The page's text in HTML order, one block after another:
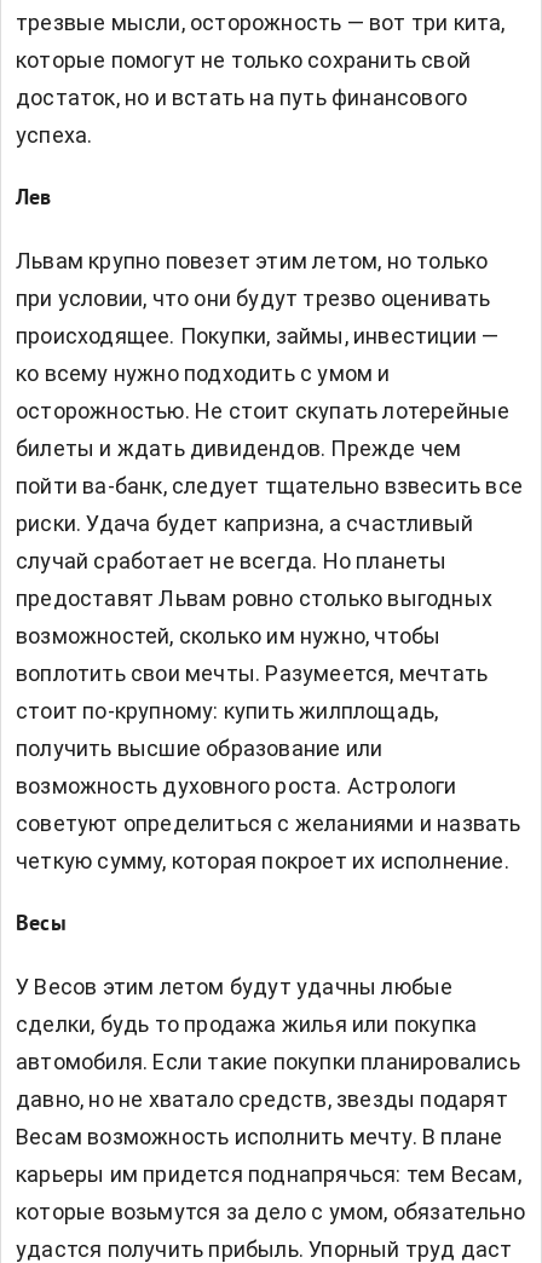
трезвые мысли, осторожность — вот три кита,
которые помогут не только сохранить свой
достаток, но и встать на путь финансового
успеха.
Лев
Львам крупно повезет этим летом, но только
при условии, что они будут трезво оценивать
происходящее. Покупки, займы, инвестиции —
ко всему нужно подходить с умом и
осторожностью. Не стоит скупать лотерейные
билеты и ждать дивидендов. Прежде чем
пойти ва-банк, следует тщательно взвесить все
риски. Удача будет капризна, а счастливый
случай сработает не всегда. Но планеты
предоставят Львам ровно столько выгодных
возможностей, сколько им нужно, чтобы
воплотить свои мечты. Разумеется, мечтать
стоит по-крупному: купить жилплощадь,
получить высшие образование или
возможность духовного роста. Астрологи
советуют определиться с желаниями и назвать
четкую сумму, которая покроет их исполнение.
Весы
У Весов этим летом будут удачны любые
сделки, будь то продажа жилья или покупка
автомобиля. Если такие покупки планировались
давно, но не хватало средств, звезды подарят
Весам возможность исполнить мечту. В плане
карьеры им придется поднапрячься: тем Весам,
которые возьмутся за дело с умом, обязательно
удастся получить прибыль. Упорный труд даст